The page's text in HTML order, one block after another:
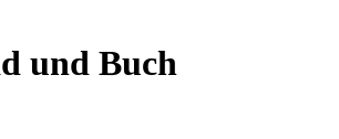
und Buch